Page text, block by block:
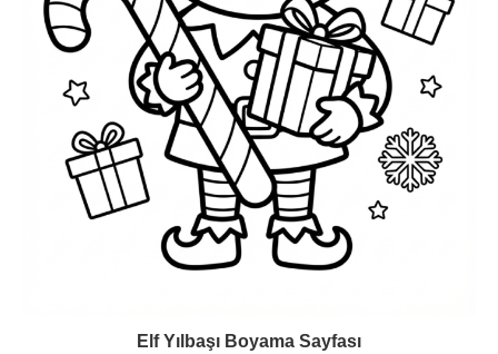
Elf Yılbaşı Boyama Sayfası